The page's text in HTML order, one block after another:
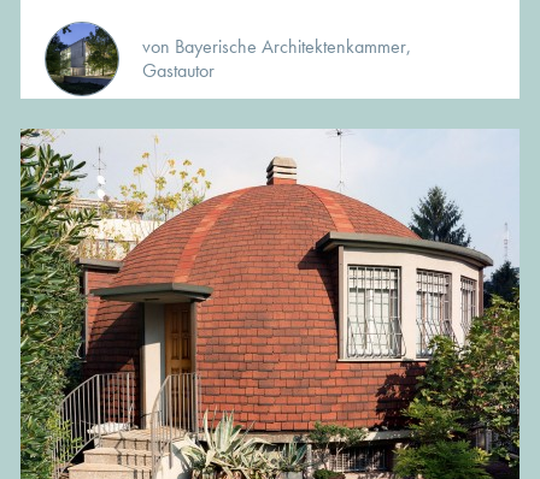
von Bayerische Architektenkammer,
Gastautor